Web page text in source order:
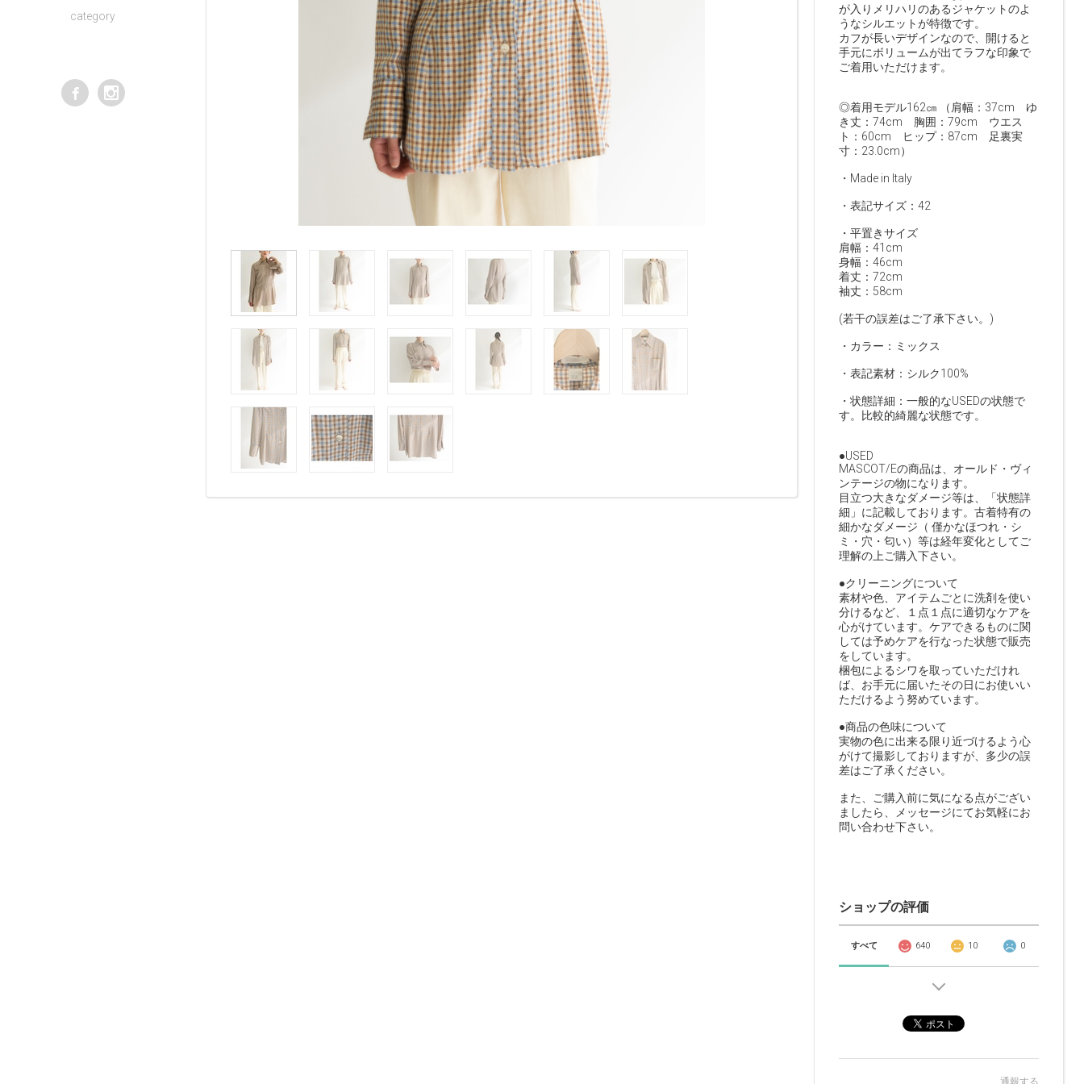
category
が入りメリハリのあるジャケットのよ
うなシルエットが特徴です。
カフが長いデザインなので、開けると
手元にボリュームが出てラフな印象で
ご着用いただけます。
◎着用モデル162㎝ （肩幅：37cm ゆ
き丈：74cm 胸囲：79cm ウエス
ト：60cm ヒップ：87cm 足裏実
寸：23.0cm）
・Made in Italy
・表記サイズ：42
・平置きサイズ
肩幅：41cm
身幅：46cm
着丈：72cm
袖丈：58cm
(若干の誤差はご了承下さい。)
・カラー：ミックス
・表記素材：シルク100%
・状態詳細：一般的なUSEDの状態で
す。比較的綺麗な状態です。
●USED
MASCOT/Eの商品は、オールド・ヴィ
ンテージの物になります。
目立つ大きなダメージ等は、「状態詳
細」に記載しております。古着特有の
細かなダメージ（ 僅かなほつれ・シ
ミ・穴・匂い）等は経年変化としてご
理解の上ご購入下さい。
●クリーニングについて
素材や色、アイテムごとに洗剤を使い
分けるなど、１点１点に適切なケアを
心がけています。ケアできるものに関
しては予めケアを行なった状態で販売
をしています。
梱包によるシワを取っていただけれ
ば、お手元に届いたその日にお使いい
ただけるよう努めています。
●商品の色味について
実物の色に出来る限り近づけるよう心
がけて撮影しておりますが、多少の誤
差はご了承ください。
また、ご購入前に気になる点がござい
ましたら、メッセージにてお気軽にお
問い合わせ下さい。
ショップの評価
すべて 640 10 0
通報する